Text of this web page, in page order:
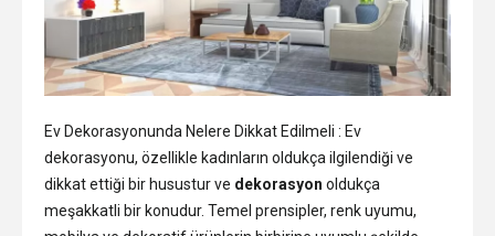
Ev Dekorasyonunda Nelere Dikkat Edilmeli : Ev
dekorasyonu, özellikle kadınların oldukça ilgilendiği ve
dikkat ettiği bir husustur ve dekorasyon oldukça
meşakkatli bir konudur. Temel prensipler, renk uyumu,